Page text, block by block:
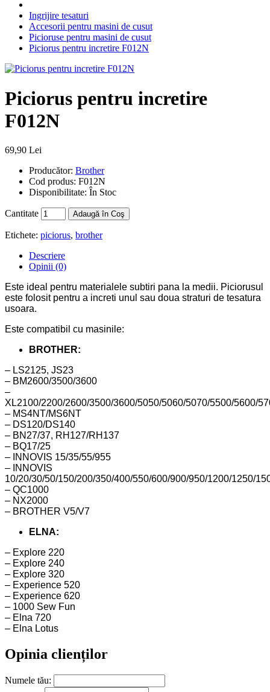
Ingrijire tesaturi
Accesorii pentru masini de cusut
Picioruse pentru masini de cusut
Piciorus pentru incretire F012N
Piciorus pentru incretire
F012N
69,90 Lei
Producător: Brother
Cod produs: F012N
Disponibilitate: În Stoc
Cantitate Adaugă în Coş
Etichete: piciorus, brother
Descriere
Opinii (0)
Este ideal pentru materialele subtiri pana la medii. Piciorusul
este folosit pentru a increti unul sau doua straturi de tesatura
usoara.
Este compatibil cu masinile:
BROTHER:
– LS2125, JS23
– BM2600/3500/3600
–
XL2100/2200/2600/3500/3600/5050/5060/5070/5500/5600/
– MS4NT/MS6NT
– DS120/DS140
– BN27/37, RH127/RH137
– BQ17/25
– INNOVIS 15/35/55/955
– INNOVIS
10/20/30/50/150/200/350/400/550/600/900/950/1200/1250/
– QC1000
– NX2000
– BROTHER V5/V7
ELNA:
– Explore 220
– Explore 240
– Explore 320
– Experience 520
– Experience 620
– 1000 Sew Fun
– Elna 720
– Elna Lotus
Opinia clienților
Numele tău: